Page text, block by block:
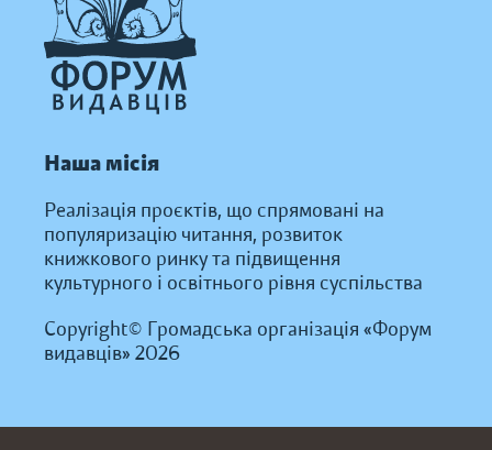
Наша місія
Реалізація проєктів, що спрямовані на
популяризацію читання, розвиток
книжкового ринку та підвищення
культурного і освітнього рівня суспільства
Copyright© Громадська організація «Форум
видавців» 2026